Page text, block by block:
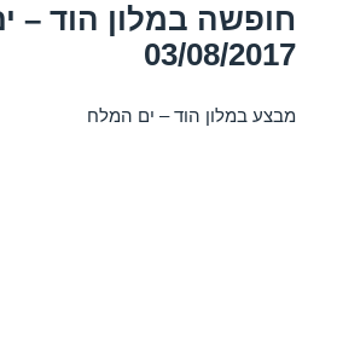
חופשה במלון הוד –
03/08/2017
מבצע במלון הוד – ים המלח